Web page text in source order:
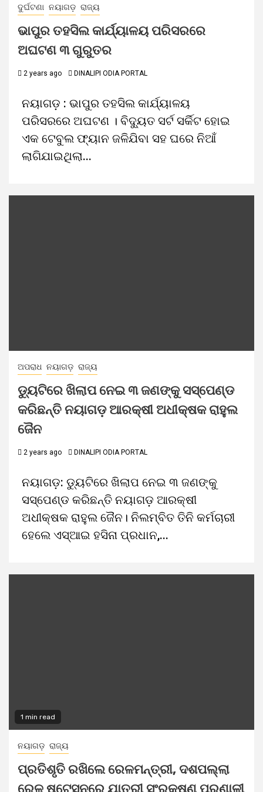
ଦୁର୍ଘଟଣା ନୟାଗଡ଼ ରାଜ୍ୟ
ଭାପୁର ତହସିଲ କାର୍ଯ୍ୟାଳୟ ପରିସରରେ
ଅଘଟଣ ୩ ଗୁରୁତର
2 years ago DINALIPI ODIA PORTAL
ନୟାଗଡ଼ : ଭାପୁର ତହସିଲ କାର୍ଯ୍ୟାଳୟ
ପରିସରରେ ଅଘଟଣ । ବିଦ୍ୟୁତ ସର୍ଟ ସର୍କିଟ ହୋଇ
ଏକ ଟେବୁଲ ଫ୍ୟାନ ଜଳିଯିବା ସହ ଘରେ ନିଆଁ
ଲାଗିଯାଇଥିଲା...
ଅପରାଧ ନୟାଗଡ଼ ରାଜ୍ୟ
ଡ୍ୟୁଟିରେ ଖିଲାପ ନେଇ ୩ ଜଣଙ୍କୁ ସସ୍ପେଣ୍ଡ
କରିଛନ୍ତି ନୟାଗଡ଼ ଆରକ୍ଷୀ ଅଧୀକ୍ଷକ ରାହୁଲ
ଜୈନ
2 years ago DINALIPI ODIA PORTAL
ନୟାଗଡ଼: ଡ୍ୟୁଟିରେ ଖିଲାପ ନେଇ ୩ ଜଣଙ୍କୁ
ସସ୍ପେଣ୍ଡ କରିଛନ୍ତି ନୟାଗଡ଼ ଆରକ୍ଷୀ
ଅଧୀକ୍ଷକ ରାହୁଲ ଜୈନ। ନିଲମ୍ବିତ ତିନି କର୍ମଚାରୀ
ହେଲେ ଏସ୍ଆଇ ହସିନା ପ୍ରଧାନ,...
1 min read
ନୟାଗଡ଼ ରାଜ୍ୟ
ପ୍ରତିଶୃତି ରଖିଲେ ରେଳମନ୍ତ୍ରୀ, ଦଶପଲ୍ଲା
ରେଳ ଷ୍ଟେସନରେ ଯାତ୍ରୀ ସଂରକ୍ଷଣ ପ୍ରଣାଳୀ